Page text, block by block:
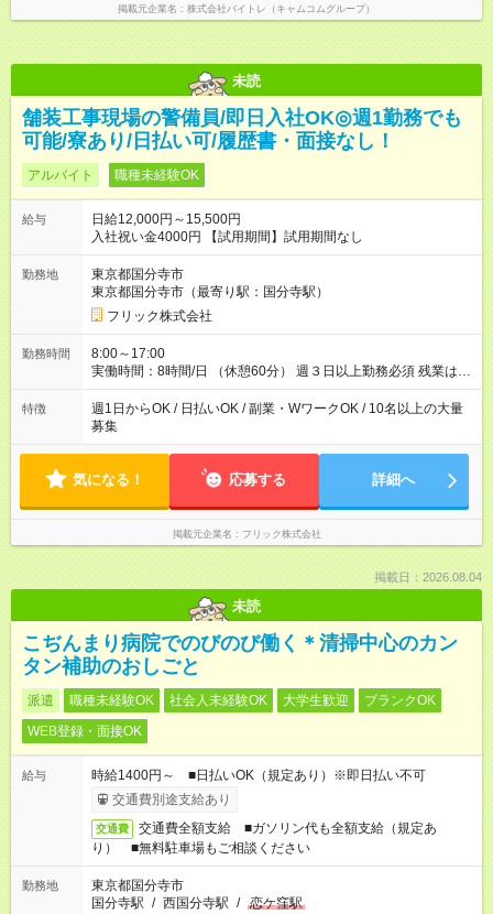
掲載元企業名 株式会社バイトレ（キャムコムグループ）
未読
舗装工事現場の警備員/即日入社OK◎週1勤務でも
可能/寮あり/日払い可/履歴書・面接なし！
アルバイト 職種未経験OK
給与
日給12,000円～15,500円
入社祝い金4000円 【試用期間】試用期間なし
勤務地
東京都国分寺市
東京都国分寺市（最寄り駅：国分寺駅）
フリック株式会社
勤務時間
8:00～17:00
実働時間：8時間/日 （休憩60分） 週３日以上勤務必須 残業はあ
りません。 ※短期の募集は行っておりません。予めご了承くだ
さいませ。
特徴
週1日からOK / 日払いOK / 副業・WワークOK / 10名以上の大量
募集
気になる！ 応募する 詳細へ
掲載元企業名 フリック株式会社
掲載日：2026.08.04
未読
こぢんまり病院でのびのび働く＊清掃中心のカン
タン補助のおしごと
派遣 職種未経験OK 社会人未経験OK 大学生歓迎
ブランクOK
WEB登録・面接OK
給与
時給1400円～ ■日払いOK（規定あり）※即日払い不可
交通費別途支給あり
交通費
交通費全額支給 ■ガソリン代も全額支給（規定あ
り） ■無料駐車場もご相談ください
勤務地
東京都国分寺市
国分寺駅 / 西国分寺駅 / 恋ケ窪駅